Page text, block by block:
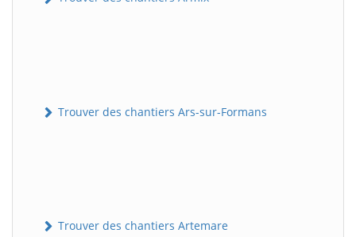
Trouver des chantiers Ars-sur-Formans
Trouver des chantiers Artemare